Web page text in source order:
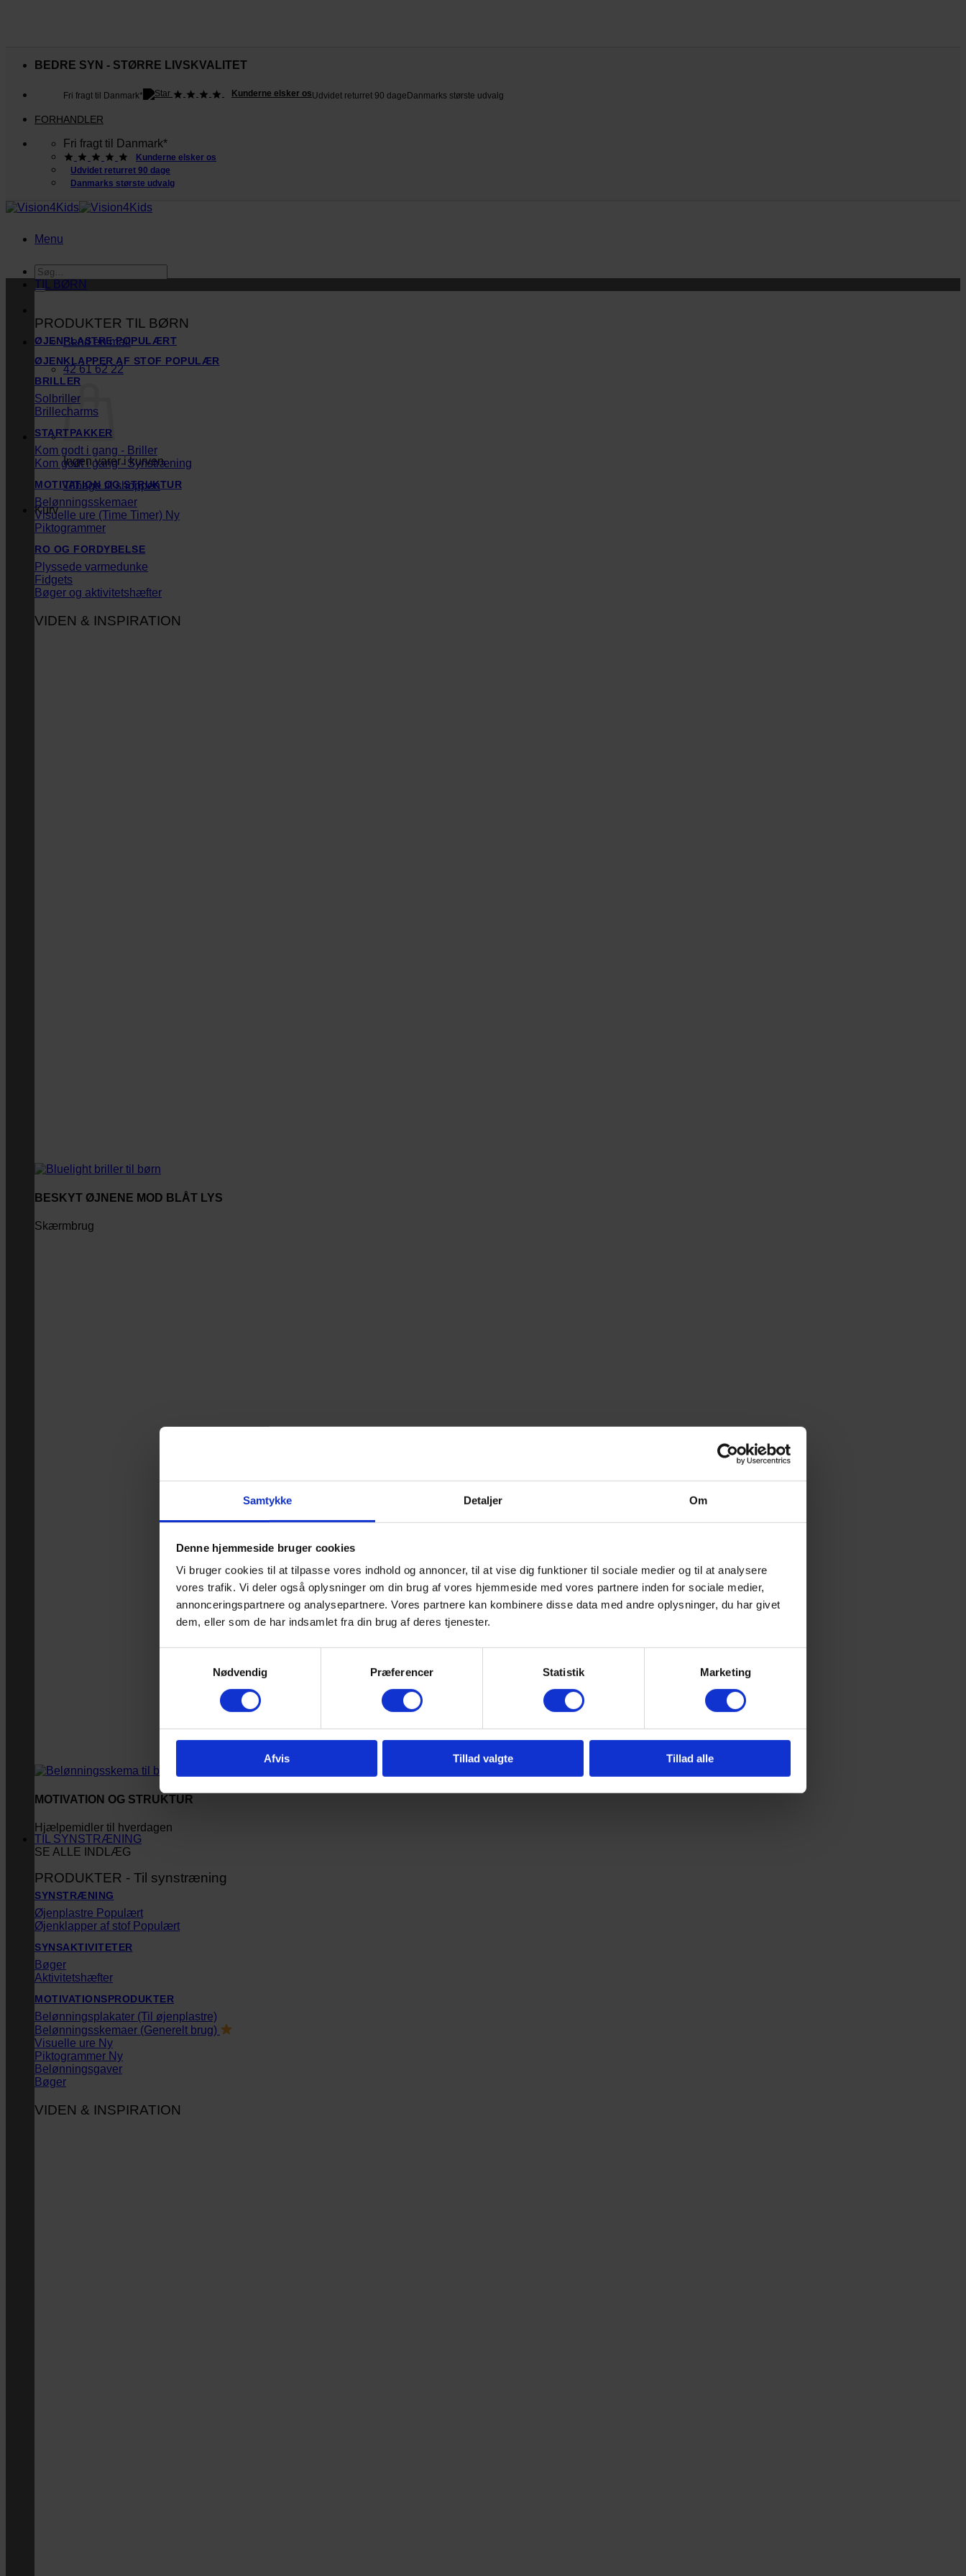
Samtykke Detaljer Om
Denne hjemmeside bruger cookies
Vi bruger cookies til at tilpasse vores indhold og annoncer, til at vise dig funktioner til sociale medier og til at analysere
vores trafik. Vi deler også oplysninger om din brug af vores hjemmeside med vores partnere inden for sociale medier,
annonceringspartnere og analysepartnere. Vores partnere kan kombinere disse data med andre oplysninger, du har givet
dem, eller som de har indsamlet fra din brug af deres tjenester.
Nødvendig
Præferencer Statistik Marketing
Afvis Tillad valgte Tillad alle
BEDRE SYN - STØRRE LIVSKVALITET
Fri fragt til Danmark* Kunderne elsker osUdvidet returret 90 dage Danmarks største udvalg
FORHANDLER
Fri fragt til Danmark*
Kunderne elsker os
Udvidet returret 90 dage
Danmarks største udvalg
Menu
Søg
efter:
Send en mail
42 61 62 22
Ingen varer i kurven.
Tilbage til shoppen
Kurv
TIL BØRN
PRODUKTER TIL BØRN
ØJENPLASTRE
ØJENKLAPPER AF STOF
BRILLER
Solbriller
Brillecharms
STARTPAKKER
Kom godt i gang - Briller
Kom godt i gang - Synstræning
MOTIVATION OG STRUKTUR
Belønningsskemaer
Visuelle ure (Time Timer)
Piktogrammer
RO OG FORDYBELSE
Plyssede varmedunke
Fidgets
Bøger og aktivitetshæfter
VIDEN & INSPIRATION
BESKYT ØJNENE MOD BLÅT LYS
Skærmbrug
MOTIVATION OG STRUKTUR
Hjælpemidler til hverdagen
SE ALLE INDLÆG
TIL SYNSTRÆNING
PRODUKTER - Til synstræning
SYNSTRÆNING
Øjenplastre
Øjenklapper af stof
SYNSAKTIVITETER
Bøger
Aktivitetshæfter
MOTIVATIONSPRODUKTER
Belønningsplakater (Til øjenplastre)
Belønningsskemaer (Generelt brug)
Visuelle ure
Piktogrammer
Belønningsgaver
Bøger
VIDEN & INSPIRATION